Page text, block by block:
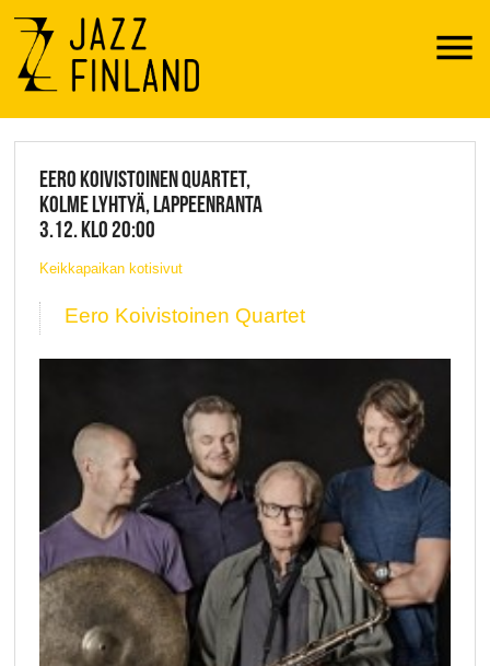
Menu
JAZZ FINLAND LIVE
EERO KOIVISTOINEN QUARTET,
KOLME LYHTYÄ, LAPPEENRANTA
3.12. KLO 20:00
Keikkapaikan kotisivut
Eero Koivistoinen Quartet